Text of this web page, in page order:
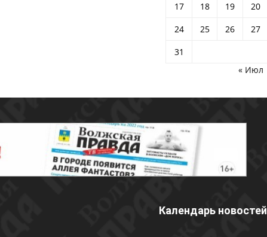
17
18 19 20
24
25 26 27
31
« Июл
Календарь новостей